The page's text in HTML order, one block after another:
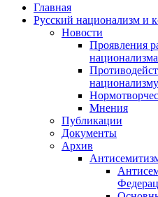
Главная
Русский национализм и
Новости
Проявления
национализма
национализму
Мнения
Публикации
Документы
Архив